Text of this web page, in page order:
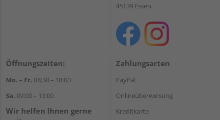
45139 Essen
Öffnungszeiten:
Mo. – Fr. 08:30 – 18:00
Sa. 09:00 – 13:00
Wir helfen Ihnen gerne
Zahlungsarten
PayPal
Onlineüberweisung
Kreditkarte